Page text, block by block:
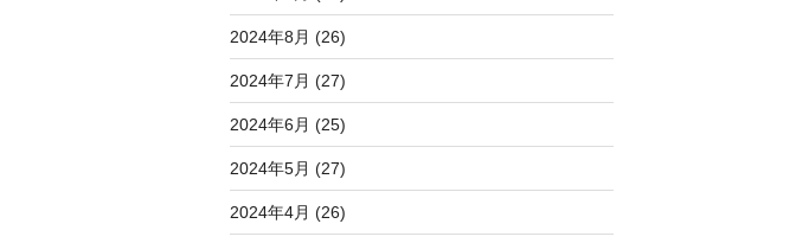
2024年8月 (26)
2024年7月 (27)
2024年6月 (25)
2024年5月 (27)
2024年4月 (26)